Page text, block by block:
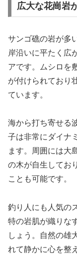
広大な花崗岩
サンゴ礁の岩が多
岸沿いに平たく広
アです。ムシロを
が付けられており
ています。
海から打ち寄せる
子は非常にダイナ
ます。周囲には大
の木が自生してお
ことも可能です。
釣り人にも人気の
特の岩肌が織りな
しょう。自然の雄
れて静かに心を整